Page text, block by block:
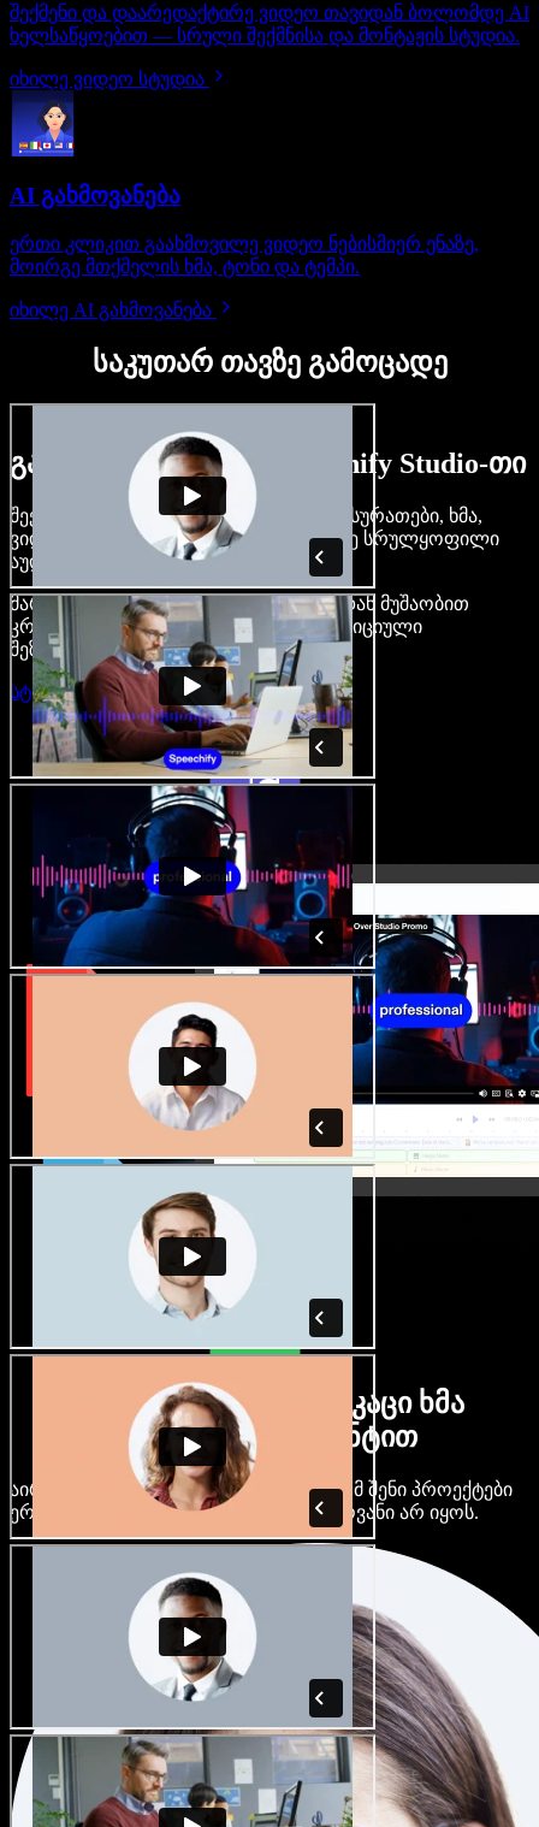
შექმენი და დაარედაქტირე ვიდეო თავიდან ბოლომდე AI
ხელსაწყოებით — სრული შექმნისა და მონტაჟის სტუდია.
იხილე ვიდეო სტუდია
AI გახმოვანება
ერთი კლიკით გაახმოვილე ვიდეო ნებისმიერ ენაზე,
მოირგე მთქმელის ხმა, ტონი და ტემპი.
იხილე AI გახმოვანება
საკუთარ თავზე გამოცადე
გაიგე, რას შეძლებ Speechify Studio-თი
შექმენი გახმოვანება, დაამატე უფასო სურათები, ხმა,
ვიდეო, დააკლონირე შენი ხმა — ააწყე სრულყოფილი
აუდიო-ვიდეო პროექტები.
მარტივი ინტერფეისით და ბრაუზერიდან მუშაობით
კრეატორები თავისუფლდებიან ტრადიციული
შეზღუდვებისგან.
სტუდიის გახსნა
ბევრი ქალი და მამაკაცი ხმა
ნებისმიერი აქცენტით
აირჩიე ასობით AI ხმა და აქცენტი, რომ შენი პროექტები
ერთმანეთს არ ჰგავდეს და ერთფეროვანი არ იყოს.